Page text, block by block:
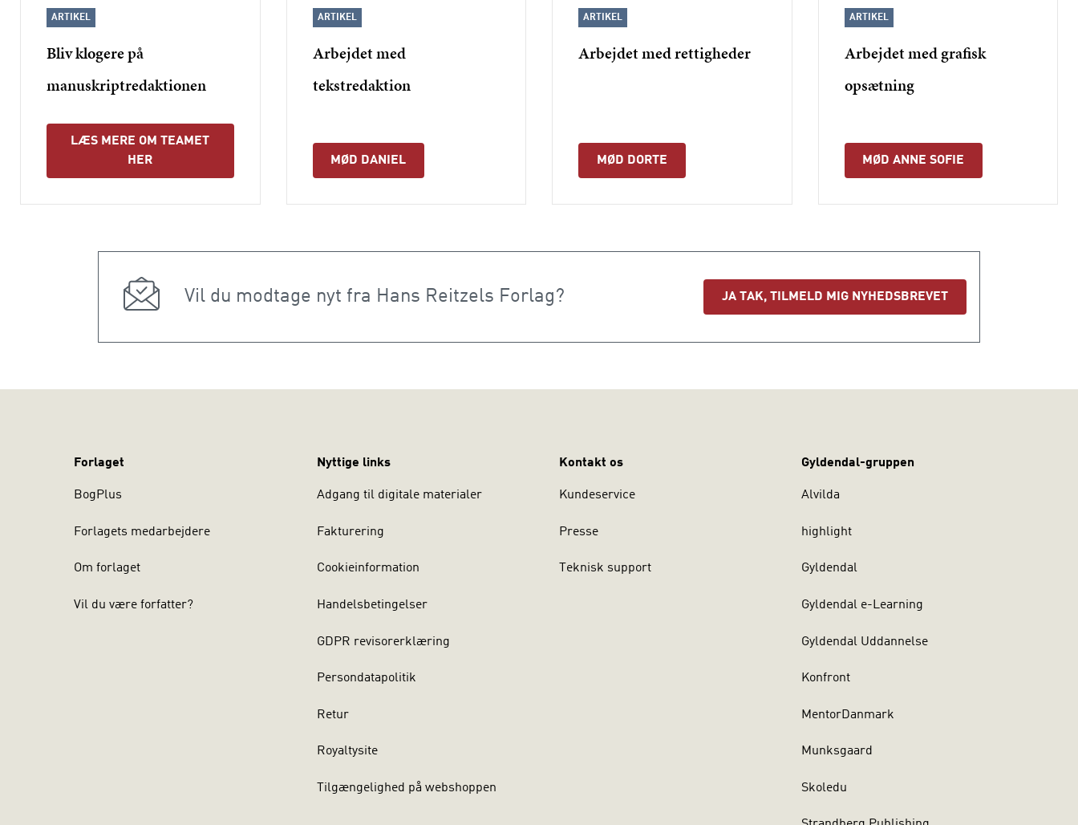
ARTIKEL
Bliv klogere på
manuskriptredaktionen
LÆS MERE OM TEAMET
HER
ARTIKEL
Arbejdet med
tekstredaktion
MØD DANIEL
ARTIKEL
Arbejdet med rettigheder
MØD DORTE
ARTIKEL
Arbejdet med grafisk
opsætning
MØD ANNE SOFIE
Vil du modtage nyt fra Hans Reitzels Forlag? JA TAK, TILMELD MIG NYHEDSBREVET
Forlaget
BogPlus
Forlagets medarbejdere
Om forlaget
Vil du være forfatter?
Nyttige links
Adgang til digitale materialer
Fakturering
Cookieinformation
Handelsbetingelser
GDPR revisorerklæring
Persondatapolitik
Retur
Royaltysite
Tilgængelighed på webshoppen
Kontakt os
Kundeservice
Presse
Teknisk support
Gyldendal-gruppen
Alvilda
highlight
Gyldendal
Gyldendal e-Learning
Gyldendal Uddannelse
Konfront
MentorDanmark
Munksgaard
Skoledu